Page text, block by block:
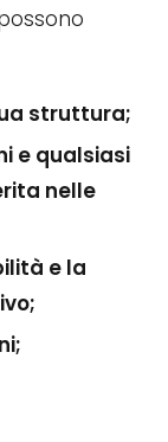
struttura;
e qualsiasi
nelle
e la